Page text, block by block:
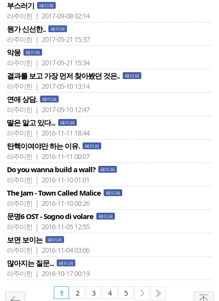
부스러기 페이퍼
라주미힌 | 2017-09-08 02:14
뭔가 신선한.. 페이퍼
라주미힌 | 2017-05-21 15:37
악몽 페이퍼
라주미힌 | 2017-05-21 15:34
결과를 보고 가장 먼저 찾아봤던 것은.. 페이퍼
라주미힌 | 2017-05-10 13:14
연애 상담. 페이퍼
라주미힌 | 2017-05-10 12:47
딸은 알고 있다... 페이퍼
라주미힌 | 2016-11-11 18:44
탄핵이여야만 하는 이유. 페이퍼
라주미힌 | 2016-11-11 00:07
Do you wanna build a wall? 페이퍼
라주미힌 | 2016-11-10 01:01
The Jam - Town Called Malice 페이퍼
라주미힌 | 2016-11-10 00:26
문명6 OST - Sogno di volare 페이퍼
라주미힌 | 2016-11-05 12:55
보면 보이는 페이퍼
라주미힌 | 2016-11-04 03:06
많아지는 질문... 페이퍼
라주미힌 | 2016-10-17 00:19
1 2 3 4 5